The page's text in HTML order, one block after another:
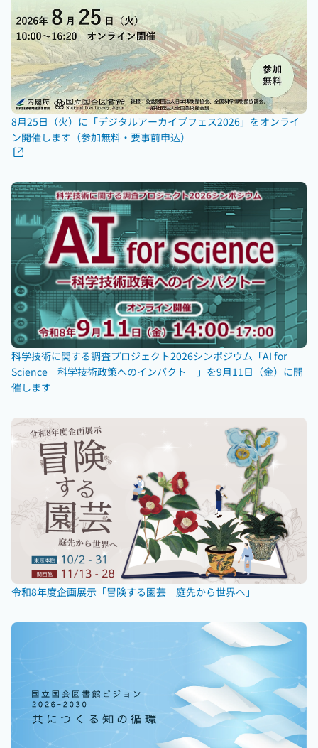
8月25日（火）に「デジタルアーカイブフェス2026」をオンライ
ン開催します（参加無料・要事前申込）
科学技術に関する調査プロジェクト2026シンポジウム「AI for
Science―科学技術政策へのインパクト―」を9月11日（金）に開
催します
令和8年度企画展示「冒険する園芸―庭先から世界へ」